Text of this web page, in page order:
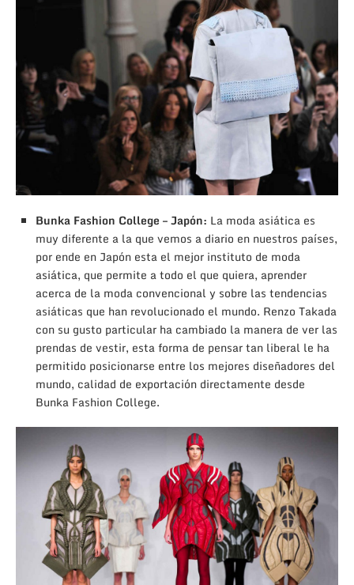
Bunka Fashion College – Japón: La moda asiática es
muy diferente a la que vemos a diario en nuestros países,
por ende en Japón esta el mejor instituto de moda
asiática, que permite a todo el que quiera, aprender
acerca de la moda convencional y sobre las tendencias
asiáticas que han revolucionado el mundo. Renzo Takada
con su gusto particular ha cambiado la manera de ver las
prendas de vestir, esta forma de pensar tan liberal le ha
permitido posicionarse entre los mejores diseñadores del
mundo, calidad de exportación directamente desde
Bunka Fashion College.